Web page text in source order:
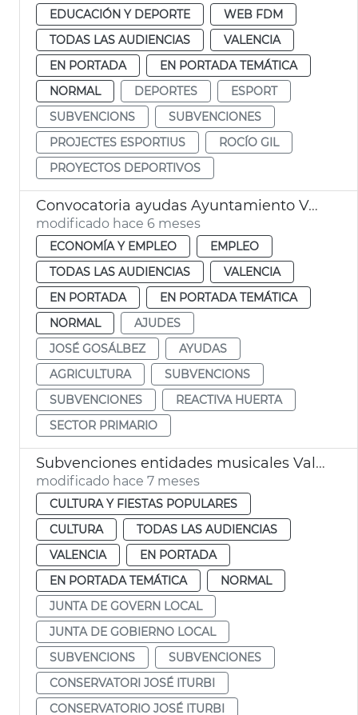
EDUCACIÓN Y DEPORTE
WEB FDM
TODAS LAS AUDIENCIAS
VALENCIA
EN PORTADA
EN PORTADA TEMÁTICA
NORMAL
DEPORTES
ESPORT
SUBVENCIONS
SUBVENCIONES
PROJECTES ESPORTIUS
ROCÍO GIL
PROYECTOS DEPORTIVOS
Convocatoria ayudas Ayuntamiento València sector primario
modificado hace 6 meses
ECONOMÍA Y EMPLEO
EMPLEO
TODAS LAS AUDIENCIAS
VALENCIA
EN PORTADA
EN PORTADA TEMÁTICA
NORMAL
AJUDES
JOSÉ GOSÁLBEZ
AYUDAS
AGRICULTURA
SUBVENCIONS
SUBVENCIONES
REACTIVA HUERTA
SECTOR PRIMARIO
Subvenciones entidades musicales València
modificado hace 7 meses
CULTURA Y FIESTAS POPULARES
CULTURA
TODAS LAS AUDIENCIAS
VALENCIA
EN PORTADA
EN PORTADA TEMÁTICA
NORMAL
JUNTA DE GOVERN LOCAL
JUNTA DE GOBIERNO LOCAL
SUBVENCIONS
SUBVENCIONES
CONSERVATORI JOSÉ ITURBI
CONSERVATORIO JOSÉ ITURBI